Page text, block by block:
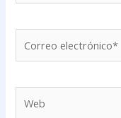
electrónico*